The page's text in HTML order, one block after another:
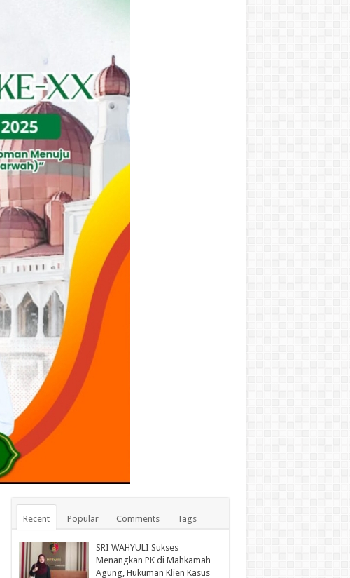
Recent
Popular Comments Tags
SRI WAHYULI Sukses
Menangkan PK di Mahkamah
Agung, Hukuman Klien Kasus